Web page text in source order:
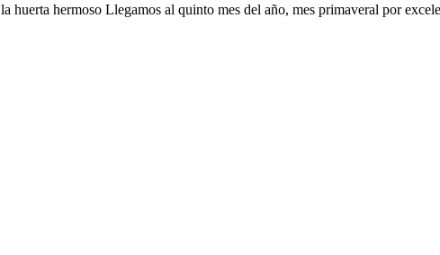
hermoso Llegamos al quinto mes del año, mes primaveral por